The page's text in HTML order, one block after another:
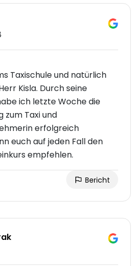
Taxischule und natürlich
Kisla. Durch seine
ich letzte Woche die
zum Taxi und
erfolgreich
euch auf jeden Fall den
empfehlen.
Bericht